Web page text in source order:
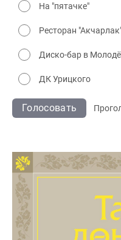
На "пятачке"
Ресторан
Диско-бар в
ДК Урицкого
Голосовать